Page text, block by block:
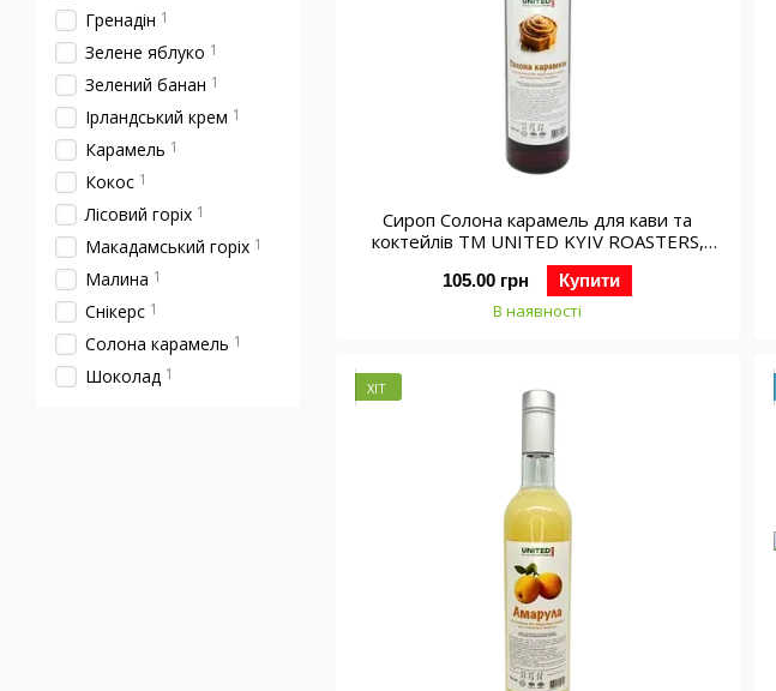
Сироп Солона карамель для кави та
коктейлів ТМ UNITED KYIV ROASTERS,
0,7л
105.00 грн Купити
В наявності
ХІТ
Гренадін 1
Зелене яблуко 1
Зелений банан 1
Ірландський крем 1
Карамель 1
Кокос 1
Лісовий горіх 1
Макадамський горіх 1
Малина 1
Снікерс 1
Солона карамель 1
Шоколад 1